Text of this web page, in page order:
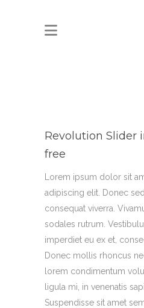
Revolution Slider
free
Lorem ipsum dolor sit
adipiscing elit. Donec
consequat viverra.
sodales rutrum.
imperdiet eu ex et,
Donec mollis rhoncus
lorem condimentum
ligula mi, in venenatis
Suspendisse sit amet